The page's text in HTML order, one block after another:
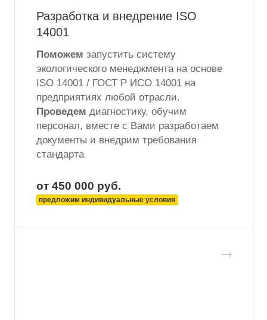
Разработка и внедрение ISO
14001
Поможем запустить систему
экологического менеджмента на основе
ISO 14001 / ГОСТ Р ИСО 14001 на
предприятиях любой отрасли.
Проведем диагностику, обучим
персонал, вместе с Вами разработаем
документы и внедрим требования
стандарта
от 450 000 руб.
предложим индивидуальные условия